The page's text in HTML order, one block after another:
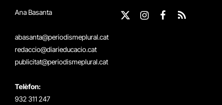
Ana Basanta
abasanta@periodismeplural.cat
redaccio@diarieducacio.cat
publicitat@periodismeplural.cat
Telèfon:
932 311 247
X
Instagram
Facebook
RSS